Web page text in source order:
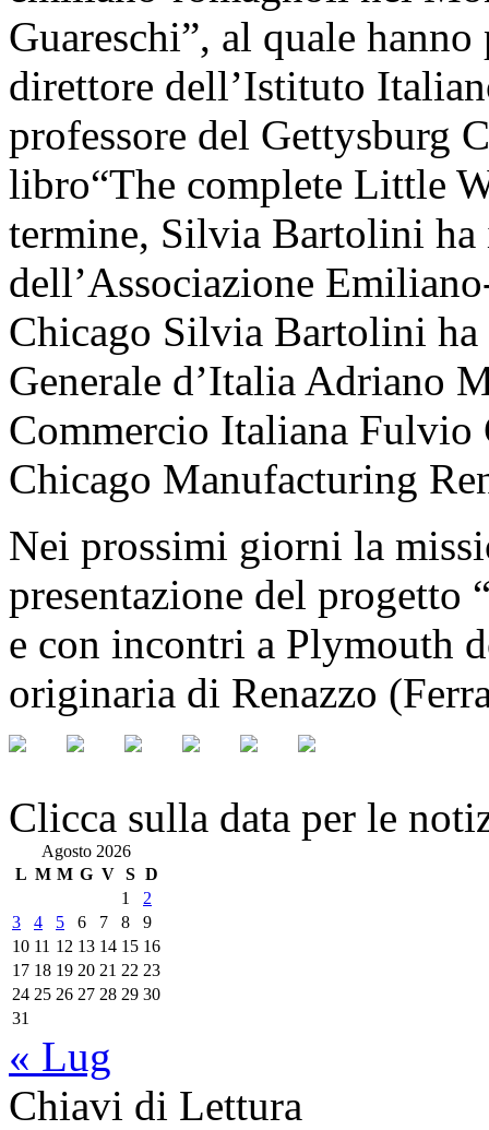
Guareschi”, al quale
direttore dell’Istituto
professore del Gettysburg
libro“The complete Little
termine, Silvia Bartolini
dell’Associazione
Chicago Silvia Bartolini
Generale d’Italia Adriano
Commercio Italiana Fulvio
Chicago Manufacturing
Nei prossimi giorni la
presentazione del
e con incontri a Plymouth
originaria di Renazzo
Clicca sulla data per le
Agosto 2026
L M M G V S D
1
2
3
4 5 6 7 8
9
10 11 12 13 14 15 16
17 18 19 20 21 22 23
24 25 26 27 28 29 30
31
« Lug
Chiavi di Lettura